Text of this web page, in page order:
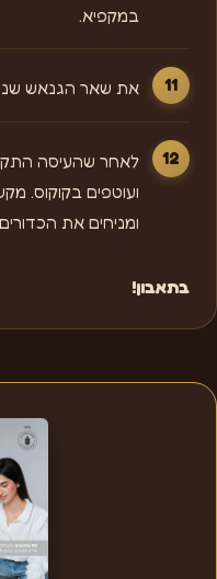
במקפיא.
את שאר הגנאש
לאחר שהעיסה
ועוטפים בקוקוס.
ומניחים את
בתאבון!